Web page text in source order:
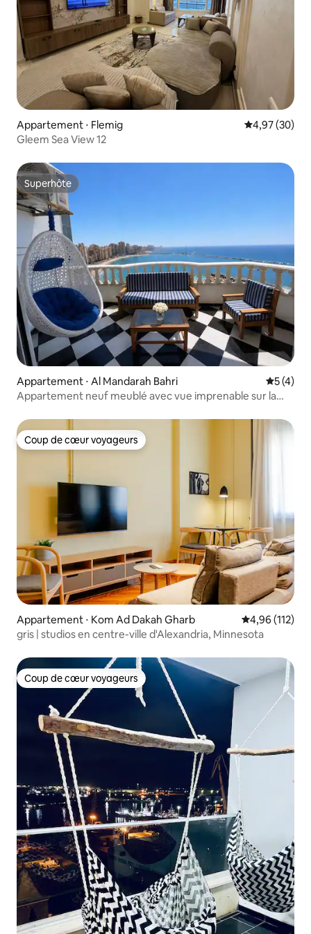
Appartement ⋅ Flemig Évaluation
4,97 (30)
Gleem Sea View 12
Superhôte
Superhôte
Appartement ⋅ Al Mandarah Bahri
5 (4)
Appartement neuf meublé avec vue imprenable sur la
Coup de cœur voyageurs
Coup de cœur voyageurs
Appartement ⋅ Kom Ad Dakah Gharb Évaluation
4,96 (112)
gris | studios en centre-ville d'Alexandria, Minnesota
Coup de cœur voyageurs
Coup de cœur voyageurs